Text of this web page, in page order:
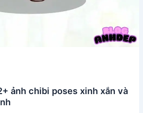
ảnh chibi poses xinh xắn và